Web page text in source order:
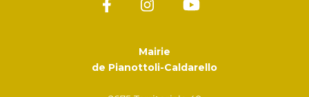
Mairie
de Pianottoli-Caldarello